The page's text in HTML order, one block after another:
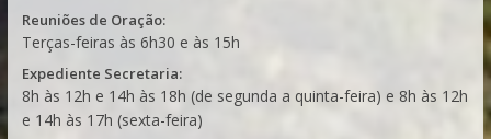
Reuniões de Oração:
Terças-feiras às 6h30 e às 15h
Expediente Secretaria:
8h às 12h e 14h às 18h (de segunda a quinta-feira) e 8h às 12h
e 14h às 17h (sexta-feira)